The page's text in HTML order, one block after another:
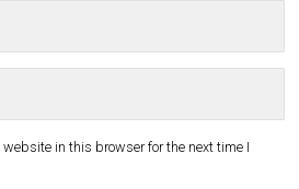
website in this browser for the next time I